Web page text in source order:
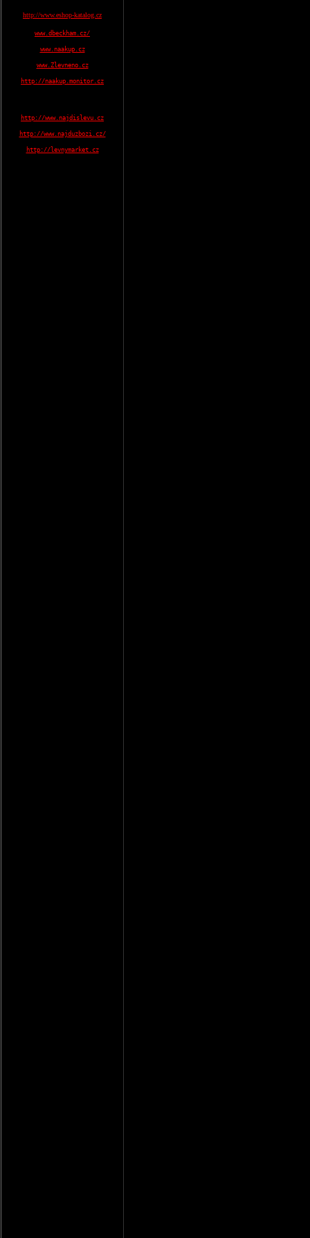
http://www.eshop-katalog.cz
www.dbeckham.cz/
www.naakup.cz
www.Zlevneno.cz
http://naakup.monitor.cz
http://www.najdislevu.cz
http://www.najduzbozi.cz/
http://levnymarket.cz